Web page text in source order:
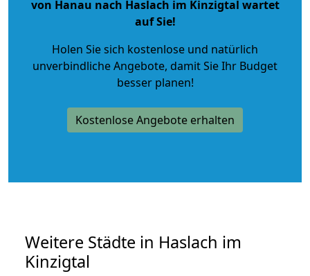
von Hanau nach Haslach im Kinzigtal wartet
auf Sie!
Holen Sie sich kostenlose und natürlich
unverbindliche Angebote, damit Sie Ihr Budget
besser planen!
Kostenlose Angebote erhalten
Weitere Städte in Haslach im
Kinzigtal